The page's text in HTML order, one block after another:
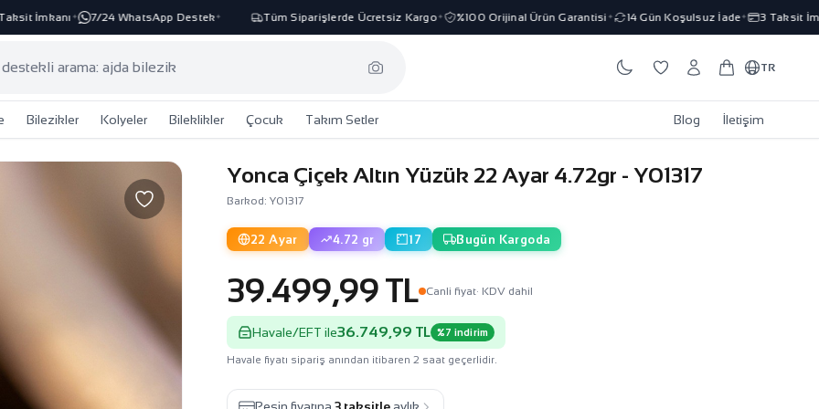
İmkanı✦ 7/24 WhatsApp Destek✦ Tüm Siparişlerde Ücretsiz Kargo✦ %100 Orijinal Ürün Garantisi✦ 14 Gün Koşulsuz İade ✦ 3 Taksit İmkanı
TR
Bilezikler Kolyeler Bileklikler Çocuk Takım Setler Blog İletişim
Yonca Çiçek Altın Yüzük 22 Ayar 4.72gr - Y01317
Barkod: Y01317
22 Ayar 4.72 gr 17 Bugün Kargoda
39.499,99 TL Canli fiyat· KDV dahil
Havale/EFT ile36.749,99 TL %7 indirim
Havale fiyatı sipariş anından itibaren 2 saat geçerlidir.